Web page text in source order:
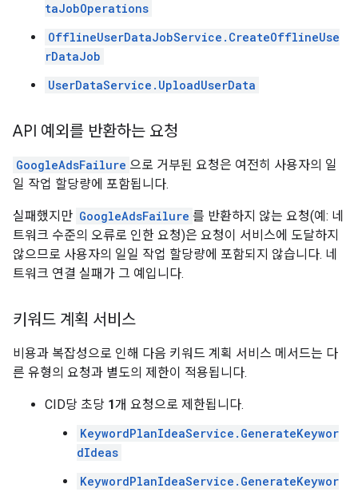
taJobOperations
OfflineUserDataJobService.CreateOfflineUse
rDataJob
UserDataService.UploadUserData
API 예외를 반환하는 요청
GoogleAdsFailure 으로 거부된 요청은 여전히 사용자의 일
일 작업 할당량에 포함됩니다.
실패했지만 GoogleAdsFailure 를 반환하지 않는 요청(예: 네
트워크 수준의 오류로 인한 요청)은 요청이 서비스에 도달하지
않으므로 사용자의 일일 작업 할당량에 포함되지 않습니다. 네
트워크 연결 실패가 그 예입니다.
키워드 계획 서비스
비용과 복잡성으로 인해 다음 키워드 계획 서비스 메서드는 다
른 유형의 요청과 별도의 제한이 적용됩니다.
CID당 초당 1개 요청으로 제한됩니다.
KeywordPlanIdeaService.GenerateKeywor
dIdeas
KeywordPlanIdeaService.GenerateKeywor